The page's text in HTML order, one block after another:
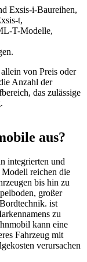
Exsis-i-Baureihen,
t,
T-Modelle,
von Preis oder
Anzahl der
das zulässige
aus?
integrierten und
Modell reichen die
bis hin zu
großer
ist
zu
kann eine
Fahrzeug mit
verursachen